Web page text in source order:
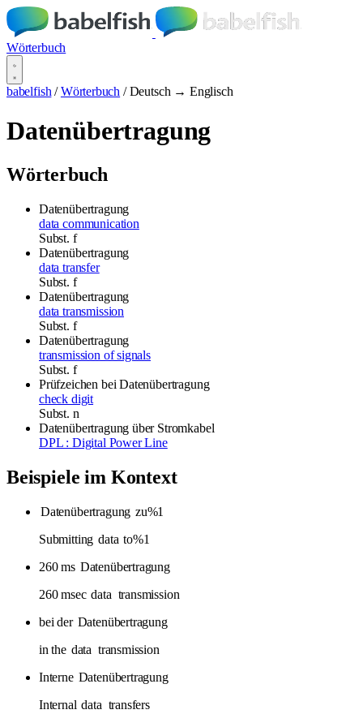
Wörterbuch
babelfish / Wörterbuch / Deutsch → Englisch
Datenübertragung
Wörterbuch
Datenübertragung
data communication
Subst. f
Datenübertragung
data transfer
Subst. f
Datenübertragung
data transmission
Subst. f
Datenübertragung
transmission of signals
Subst. f
Prüfzeichen bei Datenübertragung
check digit
Subst. n
Datenübertragung über Stromkabel
DPL : Digital Power Line
Beispiele im Kontext
Datenübertragung zu%1
Submitting data to%1
260 ms Datenübertragung
260 msec data transmission
bei der Datenübertragung
in the data transmission
Interne Datenübertragung
Internal data transfers